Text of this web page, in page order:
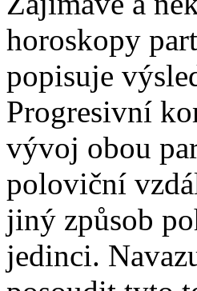
horoskopy
popisuje
Progresivní
vývoj obou
poloviční
jiný způsob
jedinci.